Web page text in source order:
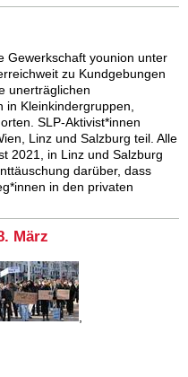
Gewerkschaft younion unter
zu Kundgebungen
unerträglichen
in Kleinkindergruppen,
SLP-Aktivist*innen
Linz und Salzburg teil. Alle
2021, in Linz und Salzburg
darüber, dass
in den privaten
März
,